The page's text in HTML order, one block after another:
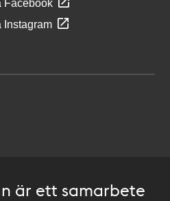
Facebook
Instagram
är ett samarbete